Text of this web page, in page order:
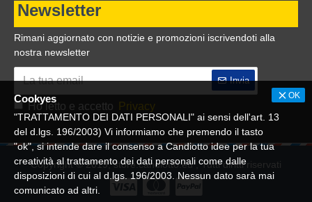
Newsletter
Rimani aggiornato con notizie e promozioni iscrivendoti alla
nostra newsletter
Invia
Ho letto e accetto Privacy
Copyright © 2019, store.candiotto.eu , Tutti diritti riservati
OK
Cookyes
"TRATTAMENTO DEI DATI PERSONALI" ai sensi dell'art. 13
del d.lgs. 196/2003) Vi informiamo che premendo il tasto
"ok", si intende dare il consenso a Candiotto idee per la tua
creatività al trattamento dei dati personali come dalle
disposizioni di cui al d.lgs. 196/2003. Nessun dato sarà mai
comunicato ad altri.